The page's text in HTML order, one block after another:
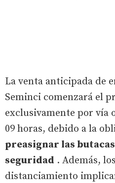
La venta anticipada de
Seminci comenzará el
exclusivamente por vía
09 horas, debido a la
preasignar las
seguridad . Además,
distanciamiento